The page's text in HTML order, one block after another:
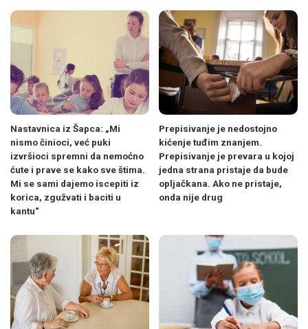
Nastavnica iz Šapca: „Mi
nismo činioci, već puki
izvršioci spremni da nemoćno
ćute i prave se kako sve štima.
Mi se sami dajemo iscepiti iz
korica, zgužvati i baciti u
kantu“
Prepisivanje je nedostojno
kićenje tuđim znanjem.
Prepisivanje je prevara u kojoj
jedna strana pristaje da bude
opljačkana. Ako ne pristaje,
onda nije drug